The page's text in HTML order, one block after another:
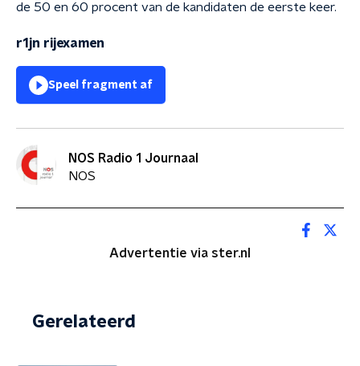
de 50 en 60 procent van de kandidaten de eerste keer.
r1jn rijexamen
Speel fragment af
NOS Radio 1 Journaal
NOS
Advertentie via ster.nl
Gerelateerd